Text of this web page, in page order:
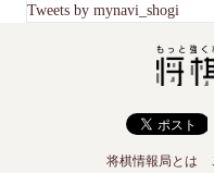
Tweets by mynavi_shogi
将棋情報局とは